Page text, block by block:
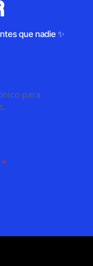
que nadie ✨
para
*